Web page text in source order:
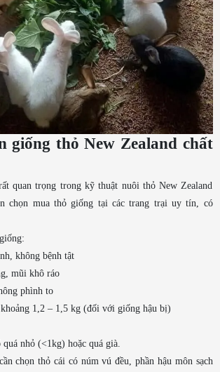
giống thỏ New Zealand chất
quan trọng trong kỹ thuật nuôi thỏ New Zealand
chọn mua thỏ giống tại các trang trại uy tín, có
không bệnh tật
mũi khô ráo
phình to
1,2 – 1,5 kg (đối với giống hậu bị)
nhỏ (<1kg) hoặc quá già.
chọn thỏ cái có núm vú đều, phần hậu môn sạch